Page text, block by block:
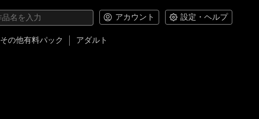
アカウント 設定・ヘルプ
その他有料パック アダルト